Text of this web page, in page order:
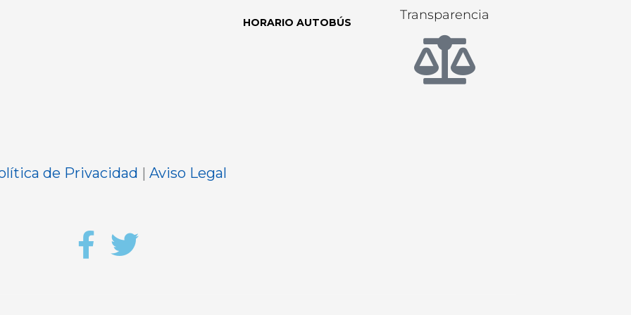
HORARIO AUTOBÚS Transparencia
de Privacidad | Aviso Legal